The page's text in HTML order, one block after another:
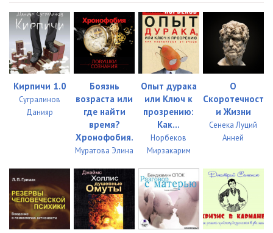
Кирпичи 1.0
Сугралинов
Данияр
Боязнь
возраста или
где найти
время?
Хронофобия.
Муратова Элина
Опыт дурака
или Ключ к
прозрению:
Как...
Норбеков
Мирзакарим
О
Скоротечност
и Жизни
Сенека Луций
Анней